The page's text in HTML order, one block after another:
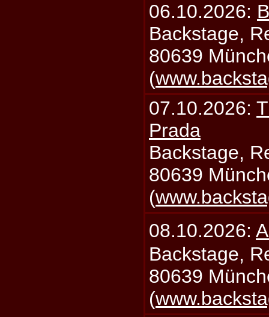
06.10.2026:
Backstage,
80639
(
07.10.2026:
Prada
Backstage,
80639
(
08.10.2026:
Backstage,
80639
(